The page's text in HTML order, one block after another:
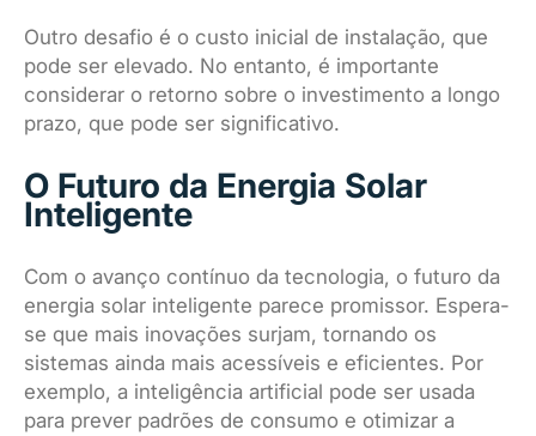
Outro desafio é o custo inicial de instalação, que
pode ser elevado. No entanto, é importante
considerar o retorno sobre o investimento a longo
prazo, que pode ser significativo.
O Futuro da Energia Solar
Inteligente
Com o avanço contínuo da tecnologia, o futuro da
energia solar inteligente parece promissor. Espera-
se que mais inovações surjam, tornando os
sistemas ainda mais acessíveis e eficientes. Por
exemplo, a inteligência artificial pode ser usada
para prever padrões de consumo e otimizar a